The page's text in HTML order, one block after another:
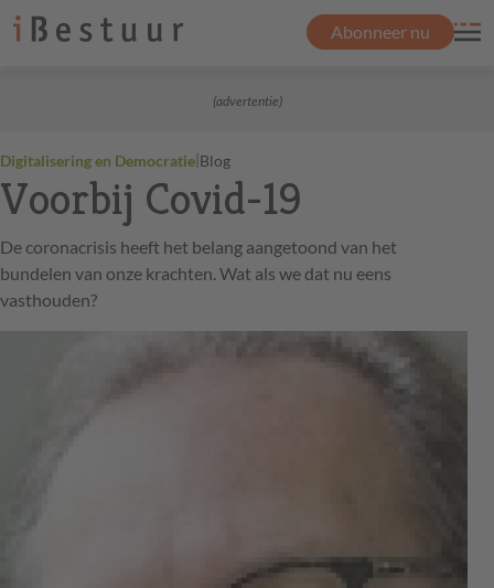
Abonneer nu
(advertentie)
Digitalisering en Democratie|Blog
Voorbij Covid-19
De coronacrisis heeft het belang aangetoond van het
bundelen van onze krachten. Wat als we dat nu eens
vasthouden?